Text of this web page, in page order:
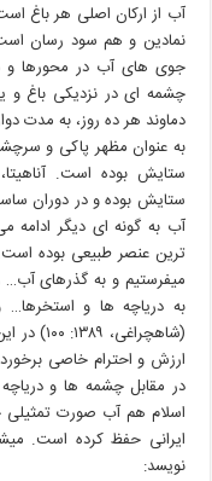
آب از ارکان اصلی هر باغ
نمادین و هم سود رسان
جوی های آب در محورها و
چشمه ای در نزدیکی باغ و
دماوند هر ده روز، به مدت
به عنوان مظهر پاکی و
ستایش بوده است.
ستایش بوده و در دوران
آب به گونه ای دیگر
ترین عنصر طبیعی بوده
میفرستیم و به گذرهای آب…
به دریاچه ها و
ارزش و احترام خاصی
در مقابل چشمه ها و
اسلام هم آب صورت تمثیلی
ایرانی حفظ کرده است.
نویسد: